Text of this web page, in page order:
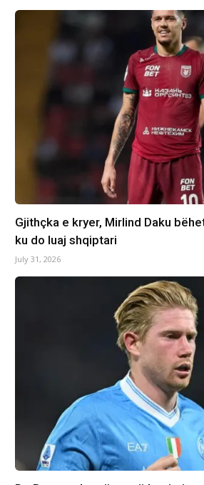
Gjithçka e kryer, Mirlind Daku
ku do luaj shqiptari
July 31, 2026